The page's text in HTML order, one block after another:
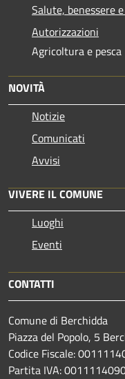
Salute, benessere
Autorizzazioni
Agricoltura e pesca
NOVITÀ
Notizie
Comunicati
Avvisi
VIVERE IL COMUNE
Luoghi
Eventi
CONTATTI
Comune di Berchidda
Piazza del Popolo, 5
Codice Fiscale:
Partita IVA: